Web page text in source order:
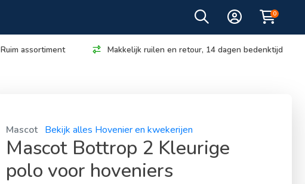
0
Ruim assortiment Makkelijk ruilen en retour, 14 dagen bedenktijd
Mascot Bekijk alles Hovenier en kwekerijen
Mascot Bottrop 2 Kleurige
polo voor hoveniers